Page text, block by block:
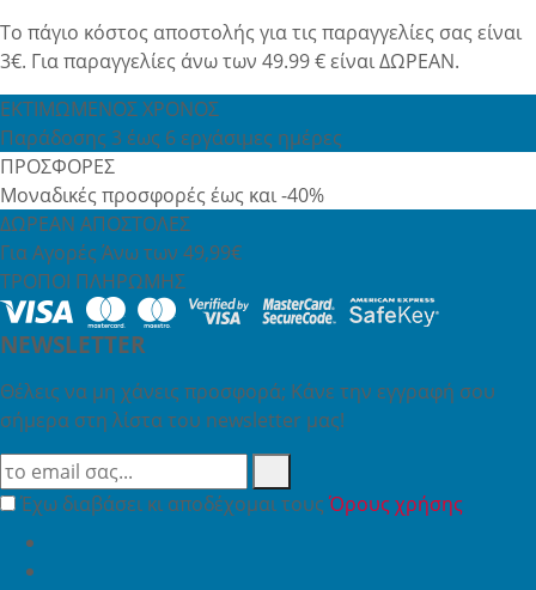
Το πάγιο κόστος αποστολής για τις παραγγελίες σας είναι
3€. Για παραγγελίες άνω των 49.99 € είναι ΔΩΡΕΑΝ.
ΕΚΤΙΜΩΜΕΝΟΣ ΧΡΟΝΟΣ
Παράδοσης 3 έως 6 εργάσιμες ημέρες
ΠΡΟΣΦΟΡΕΣ
Μοναδικές προσφορές έως και -40%
ΔΩΡΕΑΝ ΑΠΟΣΤΟΛΕΣ
Για Αγορές Άνω των 49,99€
ΤΡΟΠΟΙ ΠΛΗΡΩΜΗΣ
NEWSLETTER
Θέλεις να μη χάνεις προσφορά; Κάνε την εγγραφή σου
σήμερα στη λίστα του newsletter μας!
Έχω διαβάσει κι αποδέχομαι τουςΌρους χρήσης